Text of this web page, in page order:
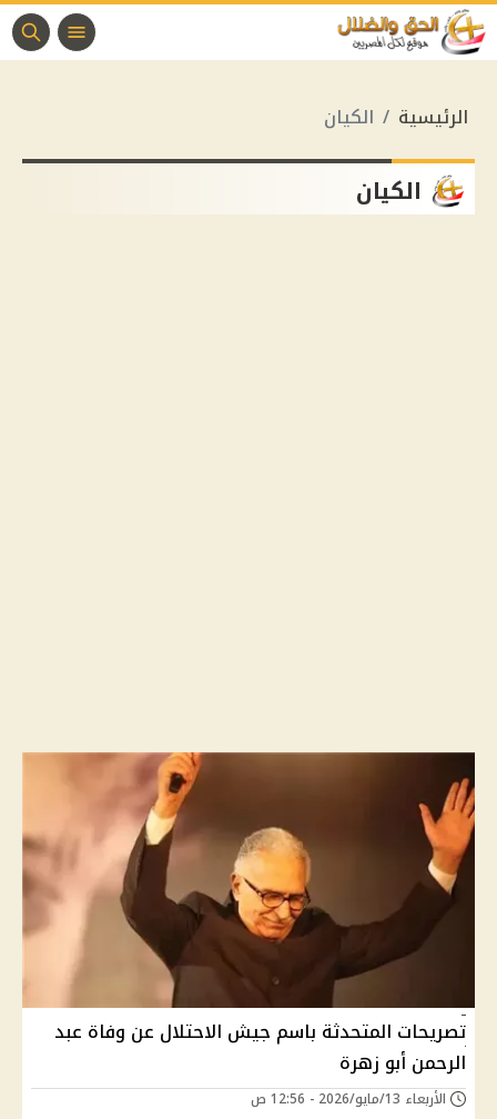
الرئيسية الكيان
الكيان
تصريحات المتحدثة باسم جيش الاحتلال عن وفاة عبد
الرحمن أبو زهرة
الأربعاء 13/مايو/2026 - 12:56 ص